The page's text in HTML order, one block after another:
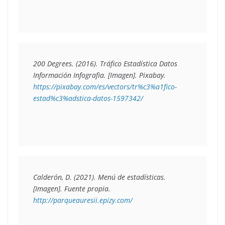
200 Degrees. (2016). Tráfico Estadística Datos
Información Infografia.
https://pixabay.com/es/vectors/tr%c3%a1fico-
estad%c3%adstica-datos-1597342/
Calderón, D. (2021). Menú de estadísticas.
http://parqueauresii.epizy.com/